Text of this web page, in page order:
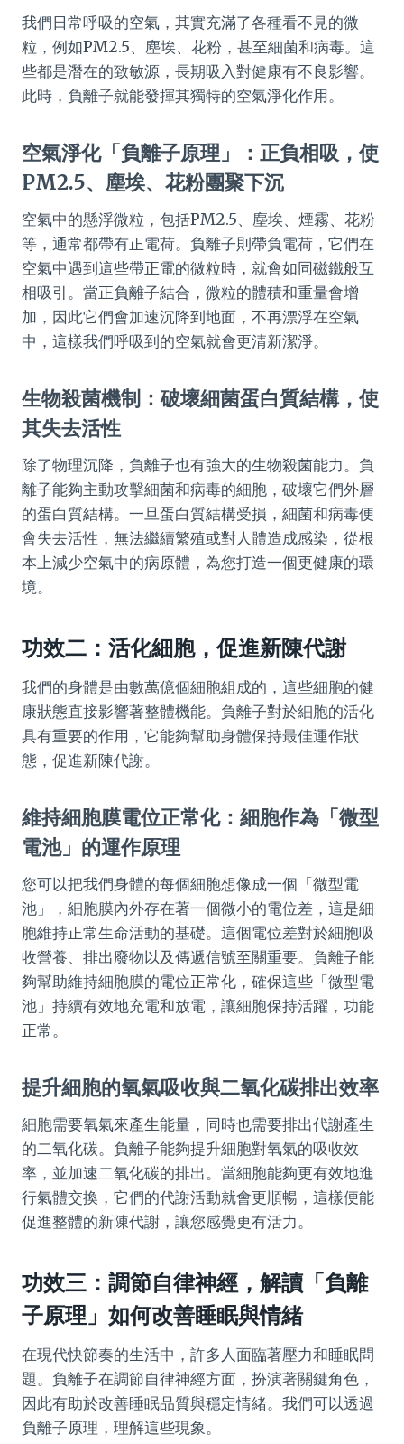
我們日常呼吸的空氣，其實充滿了各種看不見的微
粒，例如PM2.5、塵埃、花粉，甚至細菌和病毒。這
些都是潛在的致敏源，長期吸入對健康有不良影響。
此時，負離子就能發揮其獨特的空氣淨化作用。
空氣淨化「負離子原理」：正負相吸，使
PM2.5、塵埃、花粉團聚下沉
空氣中的懸浮微粒，包括PM2.5、塵埃、煙霧、花粉
等，通常都帶有正電荷。負離子則帶負電荷，它們在
空氣中遇到這些帶正電的微粒時，就會如同磁鐵般互
相吸引。當正負離子結合，微粒的體積和重量會增
加，因此它們會加速沉降到地面，不再漂浮在空氣
中，這樣我們呼吸到的空氣就會更清新潔淨。
生物殺菌機制：破壞細菌蛋白質結構，使
其失去活性
除了物理沉降，負離子也有強大的生物殺菌能力。負
離子能夠主動攻擊細菌和病毒的細胞，破壞它們外層
的蛋白質結構。一旦蛋白質結構受損，細菌和病毒便
會失去活性，無法繼續繁殖或對人體造成感染，從根
本上減少空氣中的病原體，為您打造一個更健康的環
境。
功效二：活化細胞，促進新陳代謝
我們的身體是由數萬億個細胞組成的，這些細胞的健
康狀態直接影響著整體機能。負離子對於細胞的活化
具有重要的作用，它能夠幫助身體保持最佳運作狀
態，促進新陳代謝。
維持細胞膜電位正常化：細胞作為「微型
電池」的運作原理
您可以把我們身體的每個細胞想像成一個「微型電
池」，細胞膜內外存在著一個微小的電位差，這是細
胞維持正常生命活動的基礎。這個電位差對於細胞吸
收營養、排出廢物以及傳遞信號至關重要。負離子能
夠幫助維持細胞膜的電位正常化，確保這些「微型電
池」持續有效地充電和放電，讓細胞保持活躍，功能
正常。
提升細胞的氧氣吸收與二氧化碳排出效率
細胞需要氧氣來產生能量，同時也需要排出代謝產生
的二氧化碳。負離子能夠提升細胞對氧氣的吸收效
率，並加速二氧化碳的排出。當細胞能夠更有效地進
行氣體交換，它們的代謝活動就會更順暢，這樣便能
促進整體的新陳代謝，讓您感覺更有活力。
功效三：調節自律神經，解讀「負離
子原理」如何改善睡眠與情緒
在現代快節奏的生活中，許多人面臨著壓力和睡眠問
題。負離子在調節自律神經方面，扮演著關鍵角色，
因此有助於改善睡眠品質與穩定情緒。我們可以透過
負離子原理，理解這些現象。